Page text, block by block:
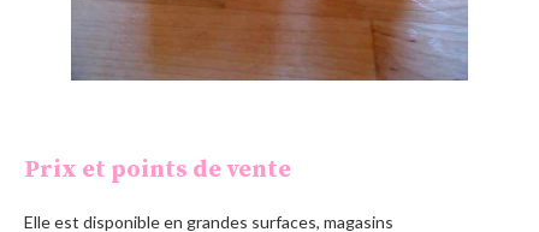
Prix et points de vente
Elle est disponible en grandes surfaces, magasins